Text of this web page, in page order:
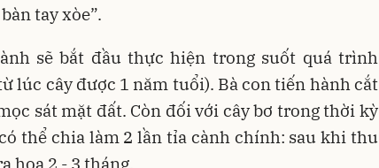
tay xòe”.
sẽ bắt đầu thực hiện trong suốt quá trình
lúc cây được 1 năm tuổi). Bà con tiến hành cắt
sát mặt đất. Còn đối với cây bơ trong thời kỳ
thể chia làm 2 lần tỉa cành chính: sau khi thu
hoa 2 - 3 tháng.